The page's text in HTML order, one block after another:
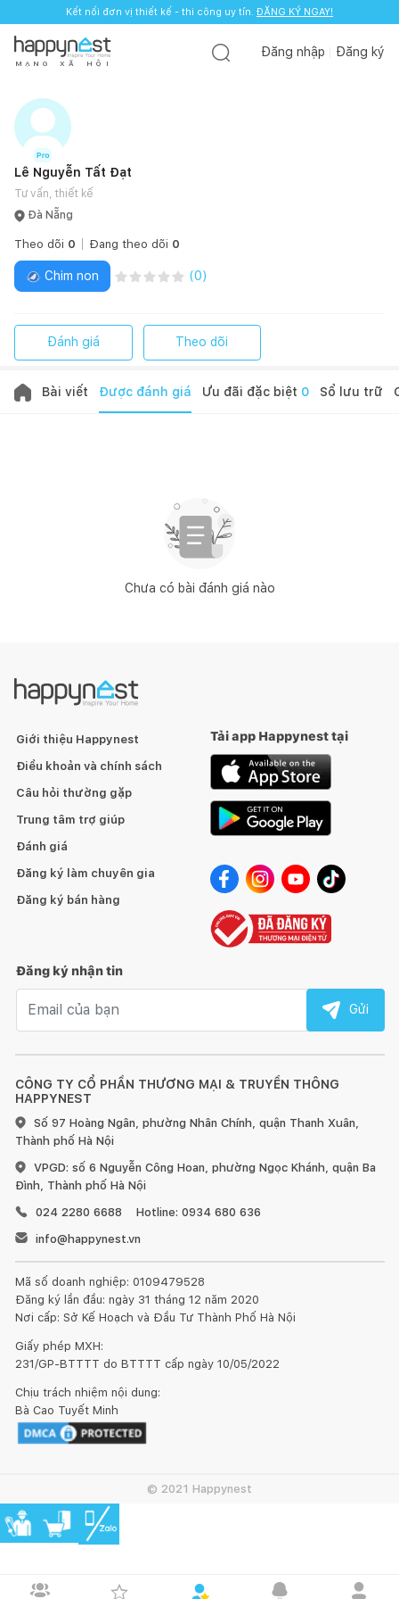
Kết nối đơn vị thiết kế - thi công uy tín. ĐĂNG KÝ NGAY!
Kết nối đơn vị thiết kế - thi công uy tín. ĐĂNG KÝ NGAY!
M Ạ N G X Ã H Ộ I
Đăng nhập Đăng ký
Lê Nguyễn Tất Đạt
Tư vấn, thiết kế
Đà Nẵng
Theo dõi 0 Đang theo dõi 0
Chim non (0)
Đánh giá Theo dõi
Bài viết Được đánh giá Ưu đãi đặc biệt 0 Sổ lưu trữ
Chưa có bài đánh giá nào
CÔNG TY CỔ PHẦN THƯƠNG MẠI & TRUYỀN THÔNG
HAPPYNEST
Số 97 Hoàng Ngân, phường Nhân Chính, quận Thanh Xuân,
Thành phố Hà Nội
VPGD: số 6 Nguyễn Công Hoan, phường Ngọc Khánh, quận Ba
Đình, Thành phố Hà Nội
024 2280 6688
Hotline: 0934 680 636
info@happynest.vn
Mã số doanh nghiệp: 0109479528
Đăng ký lần đầu: ngày 31 tháng 12 năm 2020
Nơi cấp: Sở Kế Hoạch và Đầu Tư Thành Phố Hà Nội
Giấy phép MXH:
231/GP-BTTTT do BTTTT cấp ngày 10/05/2022
Chịu trách nhiệm nội dung:
Bà Cao Tuyết Minh
Giới thiệu Happynest
Điều khoản và chính sách
Câu hỏi thường gặp
Trung tâm trợ giúp
Đánh giá
Đăng ký làm chuyên gia
Đăng ký bán hàng
Tải app Happynest tại
Đăng ký nhận tin
Gửi
© 2021 Happynest